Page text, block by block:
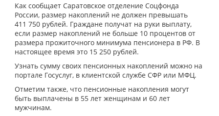
Как сообщает Саратовское отделение Соцфонда
России, размер накоплений не должен превышать
411 750 рублей. Граждане получат на руки выплату,
если размер накоплений не больше 10 процентов от
размера прожиточного минимума пенсионера в РФ. В
настоящее время это 15 250 рублей.
Узнать сумму своих пенсионных накоплений можно на
портале Госуслуг, в клиентской службе СФР или МФЦ.
Отметим также, что пенсионные накопления могут
быть выплачены в 55 лет женщинам и 60 лет
мужчинам.